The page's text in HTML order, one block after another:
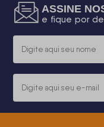
ASSINE
e fique por